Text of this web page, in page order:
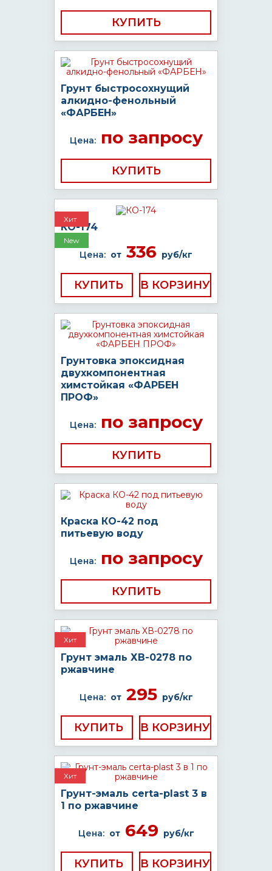
КУПИТЬ
Грунт быстросохнущий
алкидно-фенольный
«ФАРБЕН»
Цена:по запросу
КУПИТЬ
Хит
New
КО-174
Цена: от 336 руб/кг
КУПИТЬ
Грунтовка эпоксидная
двухкомпонентная
химстойкая «ФАРБЕН
ПРОФ»
Цена:по запросу
КУПИТЬ
Краска КО-42 под
питьевую воду
Цена:по запросу
КУПИТЬ
Хит
Грунт эмаль ХВ-0278 по
ржавчине
Цена: от295 руб/кг
КУПИТЬ
Хит
Грунт-эмаль certa-plast 3 в
1 по ржавчине
Цена: от649 руб/кг
КУПИТЬ